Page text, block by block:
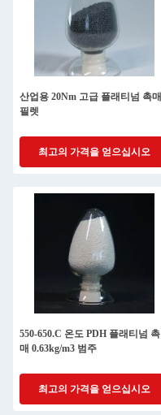
산업용 20Nm 고급 플래티넘 촉매
필렛
최고의 가격을 얻으십시오
550-650.C 온도 PDH 플래티넘 촉
매 0.63kg/m3 범주
최고의 가격을 얻으십시오